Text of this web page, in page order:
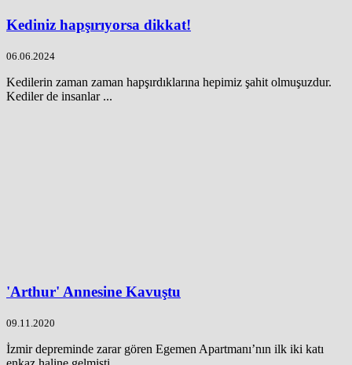
Kediniz hapşırıyorsa dikkat!
06.06.2024
Kedilerin zaman zaman hapşırdıklarına hepimiz şahit olmuşuzdur.
Kediler de insanlar ...
'Arthur' Annesine Kavuştu
09.11.2020
İzmir depreminde zarar gören Egemen Apartmanı’nın ilk iki katı